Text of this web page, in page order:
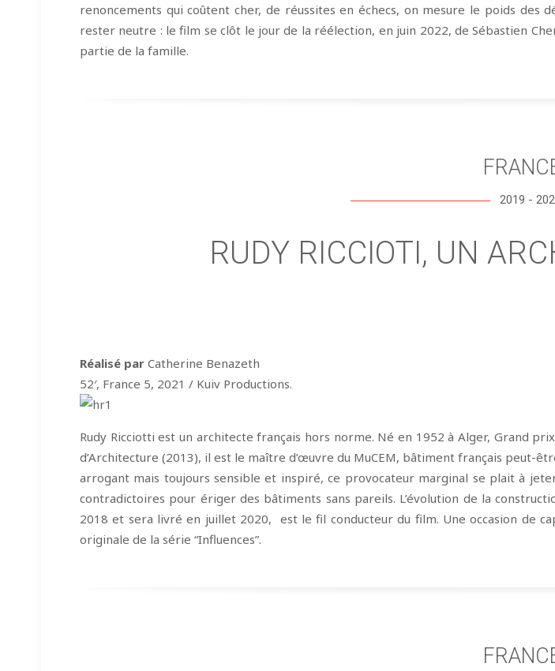
renoncements qui coûtent cher, de réussites en échecs, on mesure le poids
rester neutre : le film se clôt le jour de la réélection, en juin 2022, de Sébastien
partie de la famille.
2019 -
RUDY RICCIOTI, UN
Réalisé parCatherine Benazeth
52′, France 5, 2021 / Kuiv Productions.
Rudy Ricciotti est un architecte français hors norme. Né en 1952 à Alger, Grand
d’Architecture (2013), il est le maître d’œuvre du MuCEM, bâtiment français peut-
arrogant mais toujours sensible et inspiré, ce provocateur marginal se plait à
contradictoires pour ériger des bâtiments sans pareils. L’évolution de la
2018 et sera livré en juillet 2020, est le fil conducteur du film. Une occasion de
originale de la série “Influences”.